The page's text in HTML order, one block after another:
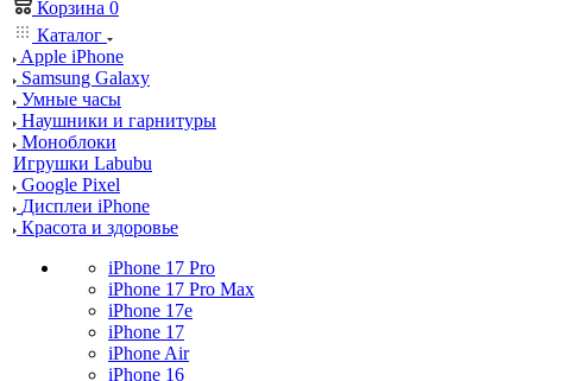
Корзина 0
Каталог
Apple iPhone
Samsung Galaxy
Умные часы
Наушники и гарнитуры
Моноблоки
Игрушки Labubu
Google Pixel
Дисплеи iPhone
Красота и здоровье
iPhone 17 Pro
iPhone 17 Pro Max
iPhone 17e
iPhone 17
iPhone Air
iPhone 16